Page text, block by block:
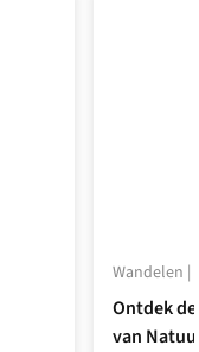
Wandelen |
Ontdek
van